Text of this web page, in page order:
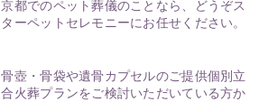
京都でのペット葬儀のことなら、どうぞス
ターペットセレモニーにお任せください。
骨壺・骨袋や遺骨カプセルのご提供個別立
合火葬プランをご検討いただいている方か